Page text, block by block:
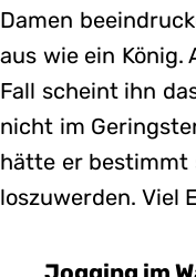
Damen
aus wie ein König.
Fall scheint ihn
nicht im
hätte er bestimmt
loszuwerden. Viel